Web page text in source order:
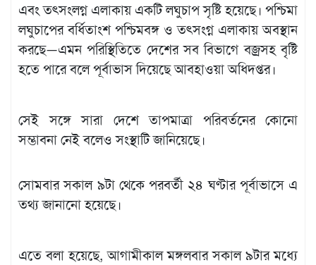
এবং তৎসংলগ্ন এলাকায় একটি লঘুচাপ সৃষ্টি হয়েছে। পশ্চিমা
লঘুচাপের বর্ধিতাংশ পশ্চিমবঙ্গ ও তৎসংগ্ন এলাকায় অবস্থান
করছে—এমন পরিস্থিতিতে দেশের সব বিভাগে বজ্রসহ বৃষ্টি
হতে পারে বলে পূর্বাভাস দিয়েছে আবহাওয়া অধিদপ্তর।
সেই সঙ্গে সারা দেশে তাপমাত্রা পরিবর্তনের কোনো
সম্ভাবনা নেই বলেও সংস্থাটি জানিয়েছে।
সোমবার সকাল ৯টা থেকে পরবর্তী ২৪ ঘণ্টার পূর্বাভাসে এ
তথ্য জানানো হয়েছে।
এতে বলা হয়েছে, আগামীকাল মঙ্গলবার সকাল ৯টার মধ্যে